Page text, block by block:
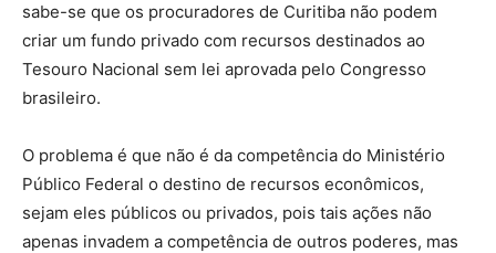
sabe-se que os procuradores de Curitiba não podem
criar um fundo privado com recursos destinados ao
Tesouro Nacional sem lei aprovada pelo Congresso
brasileiro.
O problema é que não é da competência do Ministério
Público Federal o destino de recursos econômicos,
sejam eles públicos ou privados, pois tais ações não
apenas invadem a competência de outros poderes, mas